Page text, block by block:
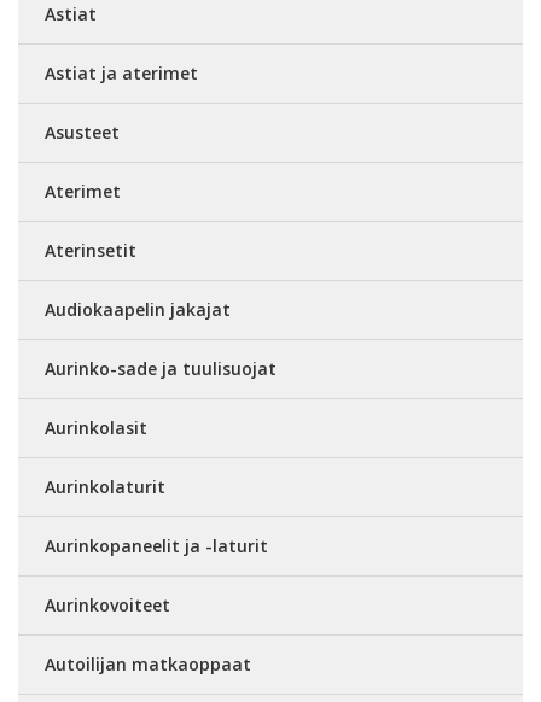
Astiat
Astiat ja aterimet
Asusteet
Aterimet
Aterinsetit
Audiokaapelin jakajat
Aurinko-sade ja tuulisuojat
Aurinkolasit
Aurinkolaturit
Aurinkopaneelit ja -laturit
Aurinkovoiteet
Autoilijan matkaoppaat